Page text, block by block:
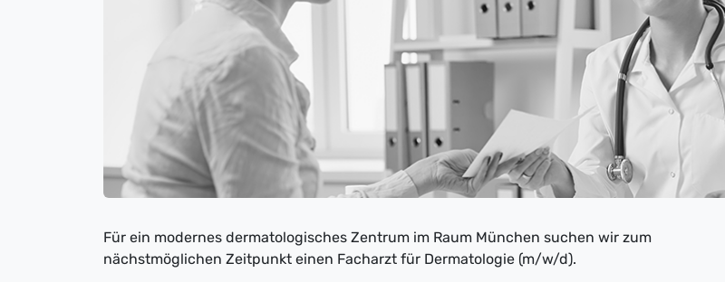
Für ein modernes dermatologisches Zentrum im Raum München suchen wir zum
nächstmöglichen Zeitpunkt einen Facharzt für Dermatologie (m/w/d).